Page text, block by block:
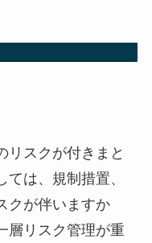
リスクが付きまと
は、規制措置、
クが伴いますか
層リスク管理が重